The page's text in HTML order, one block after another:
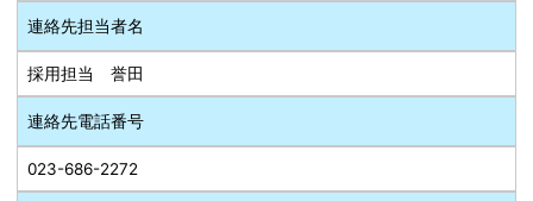
連絡先担当者名
採用担当 誉田
連絡先電話番号
023-686-2272